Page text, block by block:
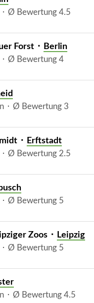
Ø Bewertung 4.5
Forst ⬝ Berlin
Ø Bewertung 4
⬝ Ø Bewertung 3
⬝ Erftstadt
Ø Bewertung 2.5
Ø Bewertung 5
Zoos ⬝ Leipzig
Ø Bewertung 5
⬝ Ø Bewertung 4.5